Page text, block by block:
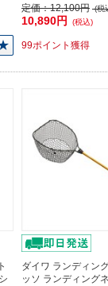
定価：12,100円 (税
10,890円 (税込)
99ポイント獲得
ダイワ ランディン
ッソ ランディング